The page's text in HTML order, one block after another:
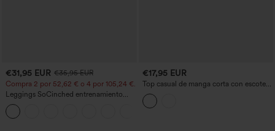
€31,95 EUR €35,95 EUR
Compra 2 por 52,62 € o 4 por 105,24 €.
Leggings SoCinched entrenamiento
moldeador abdomen bolsillo lateral tiro
alto
€17,95 EUR
Top casual de manga corta con escote
en V y fruncidos